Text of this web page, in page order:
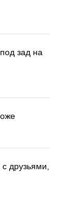
зад на
друзьями,